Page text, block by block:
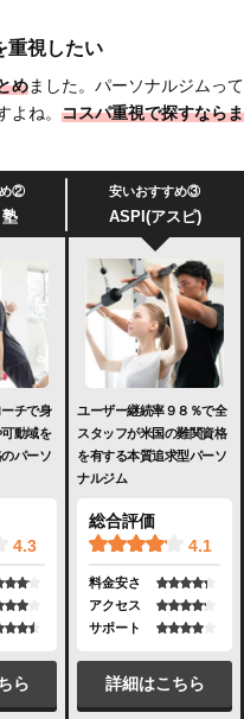
重視したい
めました。パーソナルジムって
ね。 コスパ重視で探すならま
め② 安いおすすめ③
ASPI(アスピ)
チで身
動域を
パーソ
4.3
ら
ユーザー継続率９８％で全
スタッフが米国の難関資格
を有する本質追求型パーソ
ナルジム
総合評価
4.1
料金安さ
アクセス
サポート
詳細はこちら